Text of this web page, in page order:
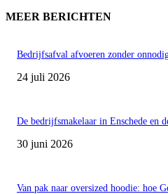
MEER BERICHTEN
Bedrijfsafval afvoeren zonder
24 juli 2026
De bedrijfsmakelaar in Enschede en
30 juni 2026
Van pak naar oversized hoodie: hoe